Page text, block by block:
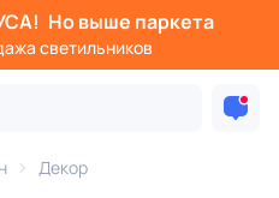
Но выше паркета
светильников
Декор
и бокалы